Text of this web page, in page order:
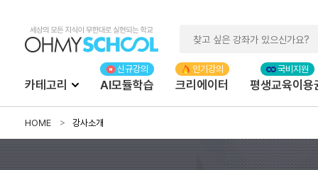
카테고리 AI모듈학습 크리에이터 평생교육이용
HOME 강사소개